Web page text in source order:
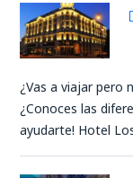
¿Vas a viajar pero
¿Conoces las
ayudarte! Hotel